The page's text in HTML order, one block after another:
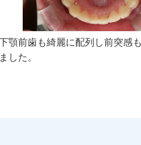
顎前歯も綺麗に配列し前突感
ました。